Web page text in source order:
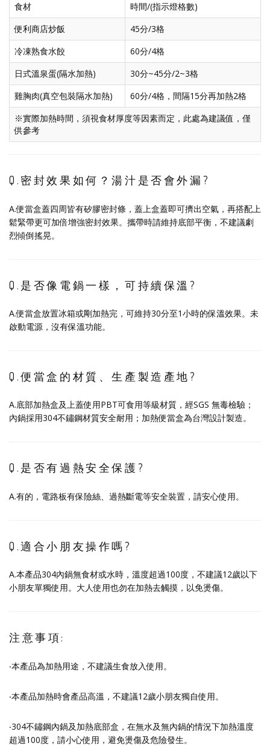
食材
時間/(指示燈格數)
便利商店炒飯
45分/3格
冷凍熟食水餃
60分/4格
日式溫泉蛋(隔水加熱)
30分~45分/2~3格
雞胸肉(真空包裝隔水加熱)
60分/4格，間隔15分再加熱2格
※實際加熱時間，須視食材厚度等因素而定，此處為建議值，僅
供參考
Q.密封效果如何？湯汁是否會外漏?
A.便當盒蓋四周皆有矽膠密封條，蓋上盒蓋即可擠出空氣，再搭配上
鬆緊帶更可加倍增強密封效果。攜帶時請維持底部平衡，不建議劇
烈傾倒搖晃。
Q.是否像電鍋一樣，可持續保溫?
A.便當盒放置冰箱或剛加熱完，可維持30分至1小時的保溫效果。未
啟動電源，沒有保溫功能。
Q.便當盒的材質、生產製造產地?
A.底部加熱盒及上蓋使用PBT可食用等級材質，經SGS 無毒檢驗；
內鍋採用304不鏽鋼材質安全耐用；加熱便當盒為台灣設計製造。
Q.是否有過熱安全保護?
A.有的，電路板有保險絲、過熱斷電等安全裝置，請安心使用。
Q.適合小朋友操作嗎?
A.本產品304內鍋無食材或水時，溫度超過100度，不建議12歲以下
小朋友單獨使用。大人使用也勿在加熱去觸摸，以免燙傷。
注意事項:
‧本產品為加熱用途，不建議生食放入使用。
‧本產品加熱時會產品高溫，不建議12歲小朋友獨自使用。
‧304不鏽鋼內鍋及加熱底部盒，在無水及無內鍋的情況下加熱溫度
超過100度，請小心使用，避免燙傷及危險發生。